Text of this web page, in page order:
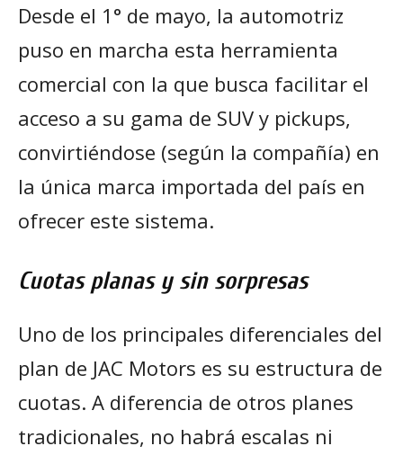
Desde el 1° de mayo, la automotriz
puso en marcha esta herramienta
comercial con la que busca facilitar el
acceso a su gama de SUV y pickups,
convirtiéndose (según la compañía) en
la única marca importada del país en
ofrecer este sistema.
Cuotas planas y sin sorpresas
Uno de los principales diferenciales del
plan de JAC Motors es su estructura de
cuotas. A diferencia de otros planes
tradicionales, no habrá escalas ni